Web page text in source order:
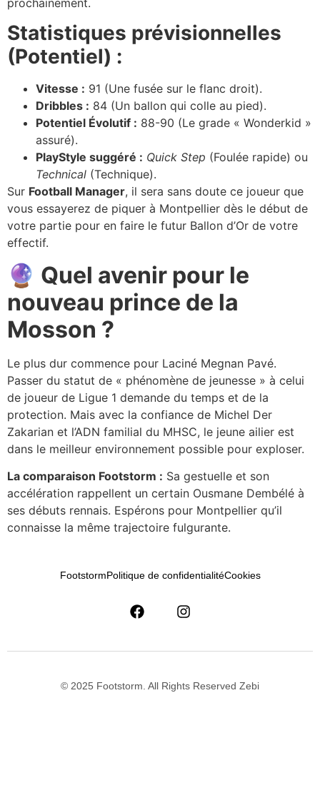
Statistiques prévisionnelles
(Potentiel) :
Vitesse : 91 (Une fusée sur le flanc droit).
Dribbles : 84 (Un ballon qui colle au pied).
Potentiel Évolutif : 88-90 (Le grade « Wonderkid »
assuré).
PlayStyle suggéré : Quick Step (Foulée rapide) ou
Technical (Technique).
Sur Football Manager, il sera sans doute ce joueur que
vous essayerez de piquer à Montpellier dès le début de
votre partie pour en faire le futur Ballon d’Or de votre
effectif.
🔮 Quel avenir pour le
nouveau prince de la
Mosson ?
Le plus dur commence pour Laciné Megnan Pavé.
Passer du statut de « phénomène de jeunesse » à celui
de joueur de Ligue 1 demande du temps et de la
protection. Mais avec la confiance de Michel Der
Zakarian et l’ADN familial du MHSC, le jeune ailier est
dans le meilleur environnement possible pour exploser.
La comparaison Footstorm : Sa gestuelle et son
accélération rappellent un certain Ousmane Dembélé à
ses débuts rennais. Espérons pour Montpellier qu’il
connaisse la même trajectoire fulgurante.
FootstormPolitique de confidentialitéCookies
© 2025 Footstorm. All Rights Reserved Zebi